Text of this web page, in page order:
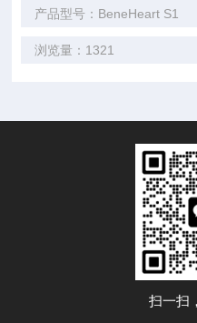
产品型号：BeneHeart S1
浏览量：1321
扫一扫